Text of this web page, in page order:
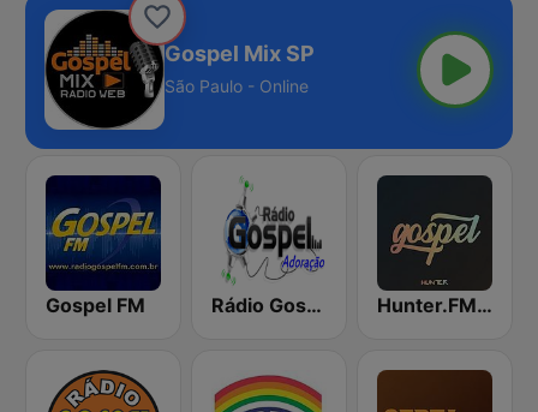
Gospel Mix SP
São Paulo - Online
Gospel FM Rádio Gospel Adoração Hunter.FM - Gospel